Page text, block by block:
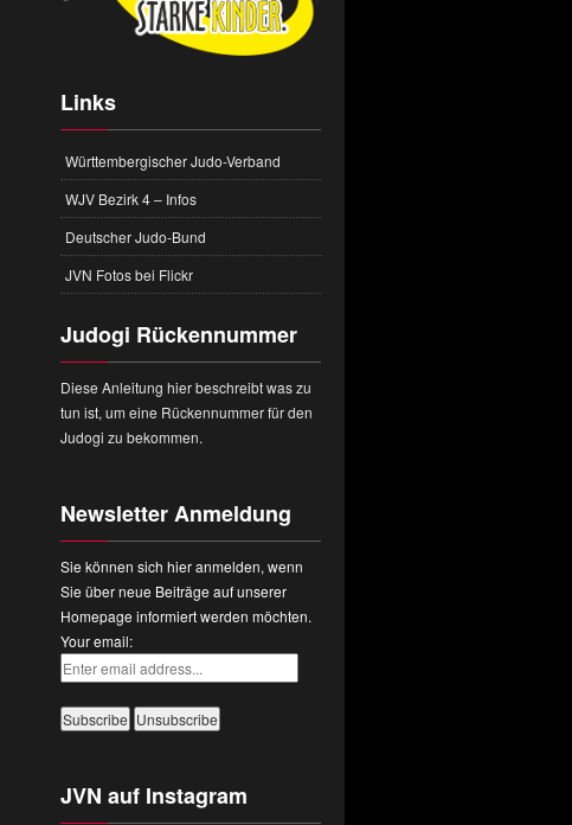
Links
Württembergischer Judo-Verband
WJV Bezirk 4 – Infos
Deutscher Judo-Bund
JVN Fotos bei Flickr
Judogi Rückennummer
Diese Anleitung hier beschreibt was zu
tun ist, um eine Rückennummer für den
Judogi zu bekommen.
Newsletter Anmeldung
Sie können sich hier anmelden, wenn
Sie über neue Beiträge auf unserer
Homepage informiert werden möchten.
Your email:
JVN auf Instagram